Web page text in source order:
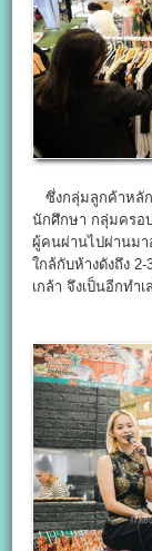
ซึ่งกลุ่มลูกค้าหลัก
นักศึกษา กลุ่มครอ
ผู้คนผ่านไปผ่านมา
ใกล้กับห้างดังถึง
เกล้า จึงเป็นอีกทำ